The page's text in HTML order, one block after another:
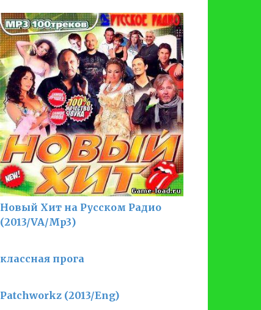
Новый Хит на Русском Радио
(2013/VA/Mp3)
классная прога
Patchworkz (2013/Eng)